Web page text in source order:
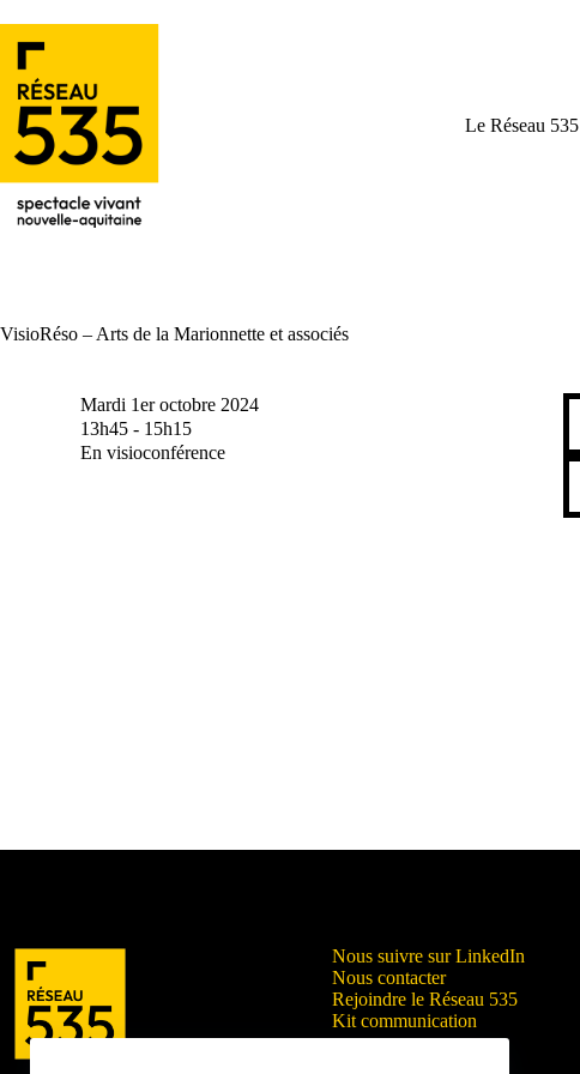
Le Réseau 535
VisioRéso – Arts de la Marionnette et associés
Mardi 1er octobre 2024
13h45 - 15h15
En visioconférence
Nous suivre sur LinkedIn
Nous contacter
Rejoindre le Réseau 535
Kit communication